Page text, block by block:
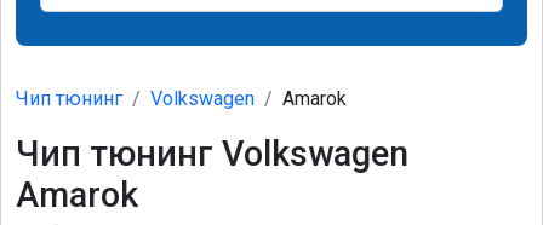
Чип тюнинг Volkswagen Amarok
Чип тюнинг Volkswagen
Amarok